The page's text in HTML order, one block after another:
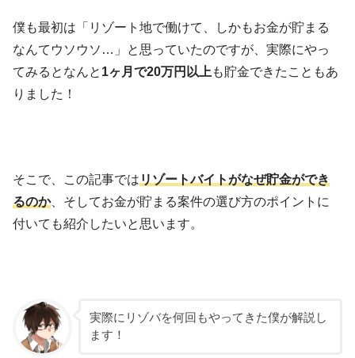
僕も最初は「リゾート地で働けて、しかもお金が貯まる
なんてウソウソ…」と思っていたのですが、実際にやっ
てみるとなんと 1ヶ月で20万円以上 も貯金できたこともあ
りました！
そこで、この記事では リゾートバイトがなぜ貯金ができ
るのか、そしてお金が貯まる案件の選び方のポイントに
付いても紹介したいと思います。
実際にリゾバを何回もやってきた僕が解説し
ます！